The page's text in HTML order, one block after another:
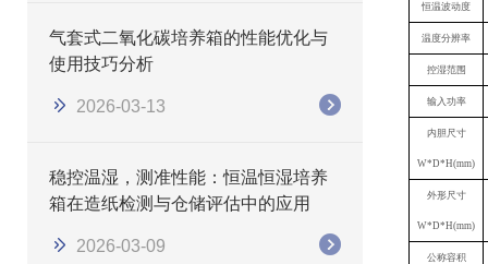
气套式二氧化碳培养箱的性能优化与
使用技巧分析
2026-03-13
稳控温湿，测准性能：恒温恒湿培养
箱在造纸检测与仓储评估中的应用
2026-03-09
恒温波动度
温度分辨率
控湿范围
输入功率
内胆尺寸
W*D*H(mm)
外形尺寸
W*D*H(mm)
公称容积